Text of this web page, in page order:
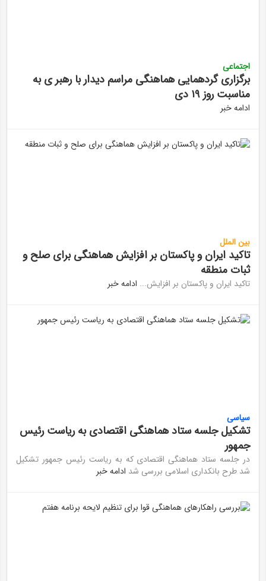
اجتماعی
برگزاری گردهمایی هماهنگی مراسم دیدار با رهبر ی به
مناسبت روز ۱۹ دی
ادامه خبر
بین الملل
تاکید ایران و پاکستان بر افزایش هماهنگی برای صلح و
ثبات منطقه
تاکید ایران و پاکستان بر افزایش... ادامه خبر
سیاسی
تشکیل جلسه ستاد هماهنگی اقتصادی به ریاست رئیس
جمهور
در جلسه ستاد هماهنگی اقتصادی که به ریاست رئیس جمهور تشکیل
شد طرح بانکداری اسلامی بررسی شد ادامه خبر